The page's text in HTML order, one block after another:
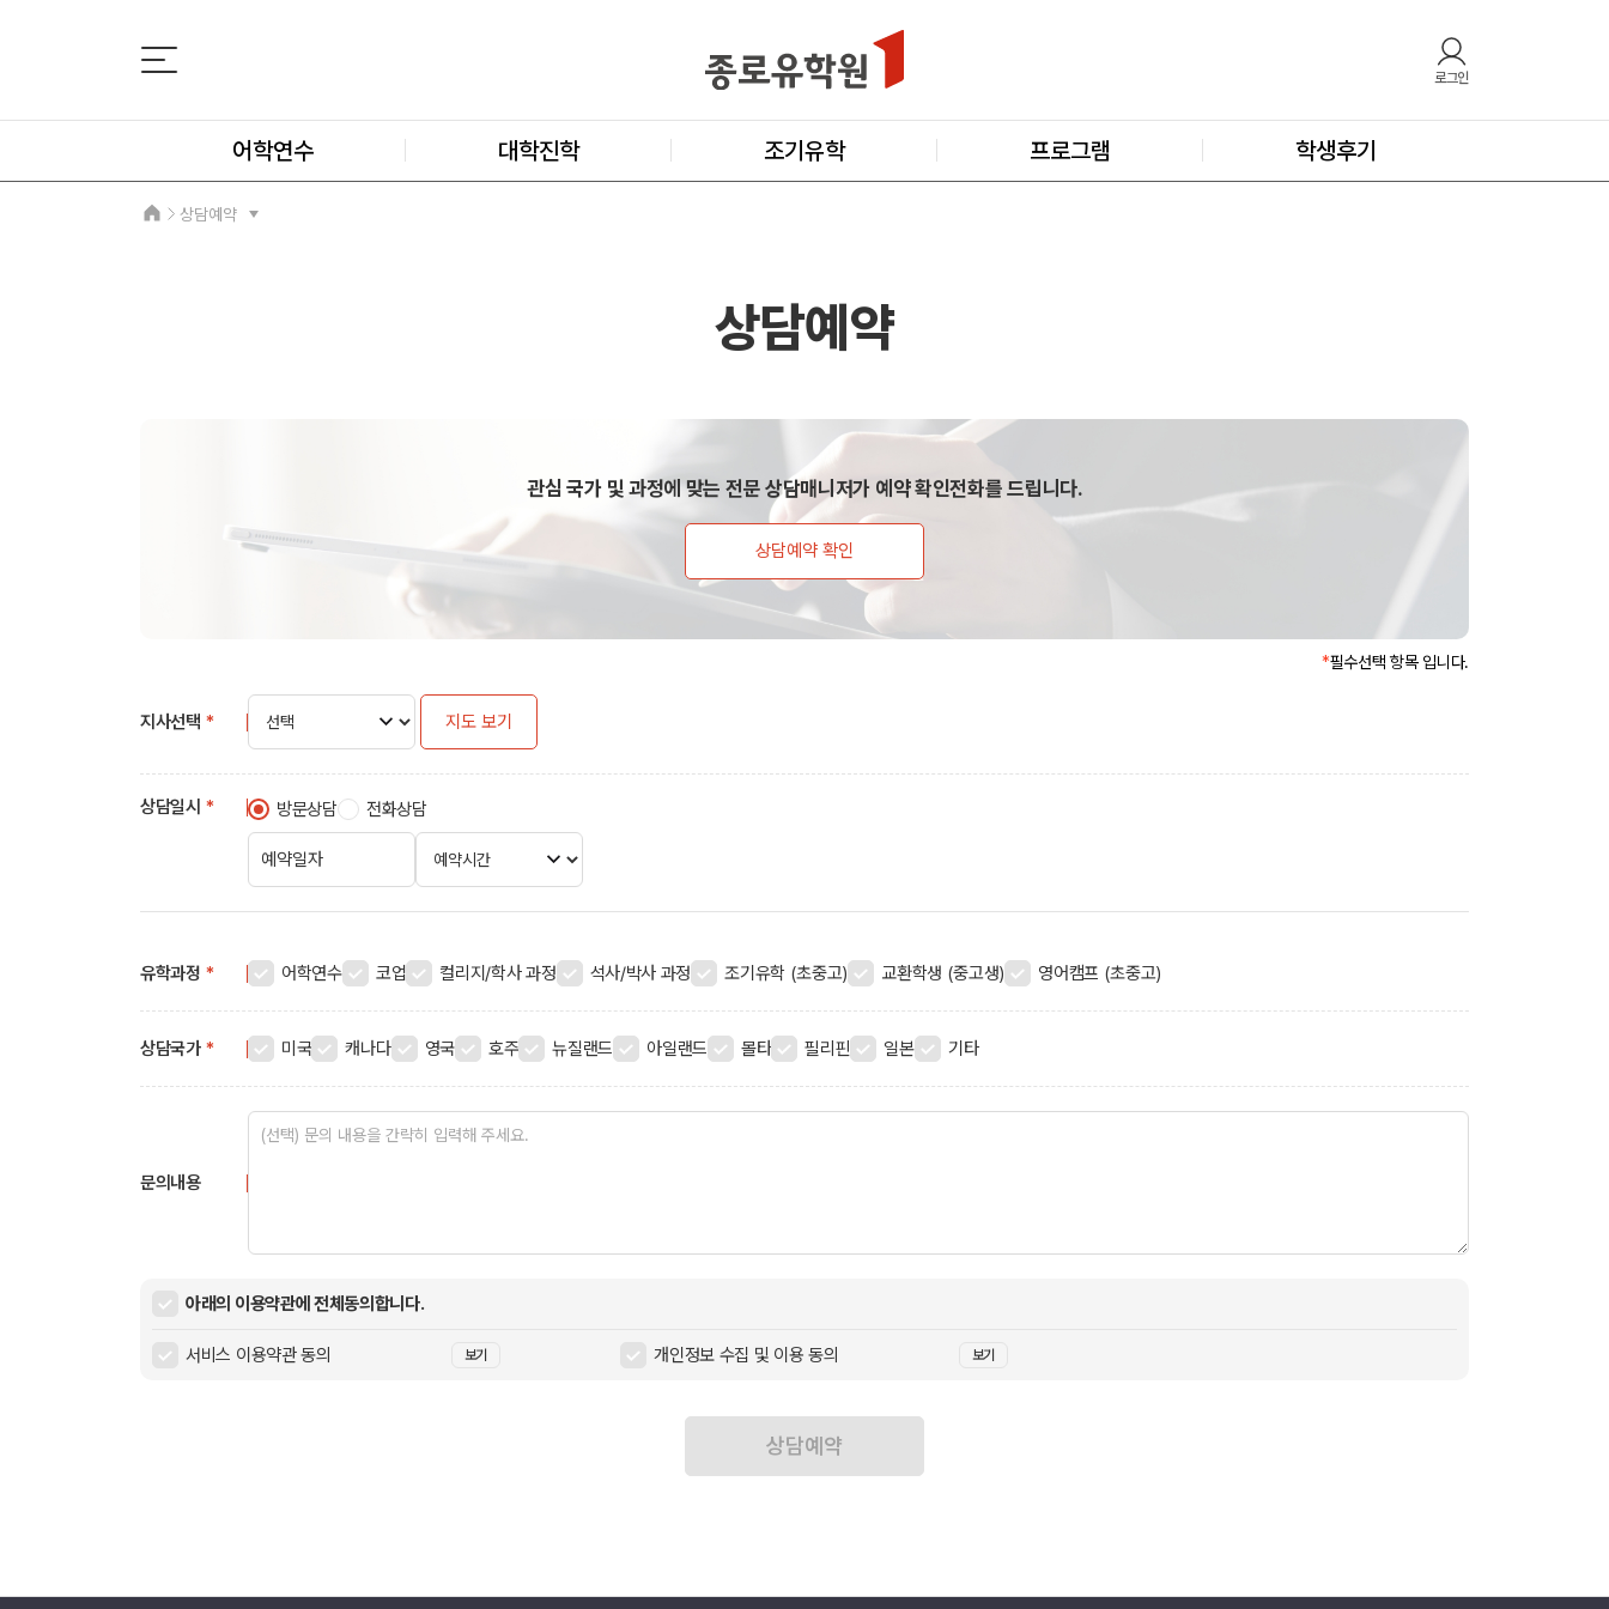
로그인
어학연수 대학진학 조기유학 프로그램 학생후기
상담예약
상담예약
관심 국가 및 과정에 맞는 전문 상담매니저가 예약 확인전화를 드립니다.
상담예약 확인
*필수선택 항목 입니다.
지사선택 * 지도 보기
상담일시 * 방문상담 전화상담
유학과정 * 어학연수 코업 컬리지/학사 과정 석사/박사 과정 조기유학 (초중고) 교환학생 (중고생) 영어캠프 (초중고)
상담국가 * 미국 캐나다 영국 호주 뉴질랜드 아일랜드 몰타 필리핀 일본 기타
문의내용
아래의 이용약관에 전체동의합니다.
서비스 이용약관 동의 보기 개인정보 수집 및 이용 동의 보기
상담예약